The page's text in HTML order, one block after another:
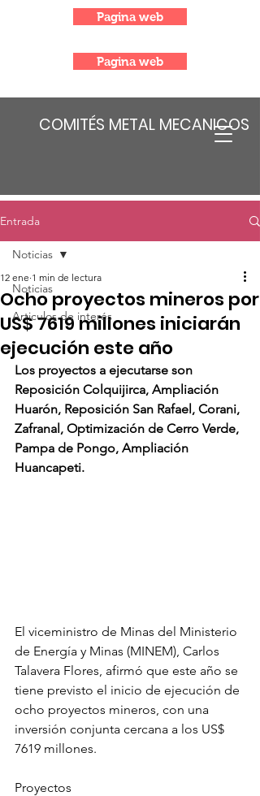
COMITÉS METAL MECANICOS
Pagina web
Pagina web
Entrada
Noticias
Articulos de interés
Noticias
Ocho proyectos mineros por
US$ 7619 millones iniciarán
ejecución este año
12 ene 1 min de lectura
Los proyectos a ejecutarse son
Reposición Colquijirca, Ampliación
Huarón, Reposición San Rafael, Corani,
Zafranal, Optimización de Cerro Verde,
Pampa de Pongo, Ampliación
Huancapeti.
El viceministro de Minas del Ministerio
de Energía y Minas (MINEM), Carlos
Talavera Flores, afirmó que este año se
tiene previsto el inicio de ejecución de
ocho proyectos mineros, con una
inversión conjunta cercana a los US$
7619 millones.
Proyectos